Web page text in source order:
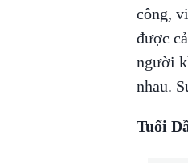
công,
được
người
nhau.
Tuổi